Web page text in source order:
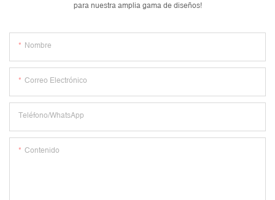
para nuestra amplia gama de diseños!
Nombre
Correo Electrónico
Teléfono/WhatsApp
Contenido